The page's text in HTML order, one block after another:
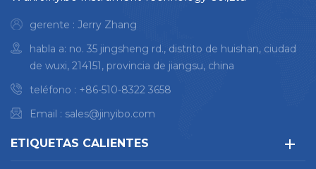
gerente : Jerry Zhang
habla a: no. 35 jingsheng rd., distrito de huishan, ciudad
de wuxi, 214151, provincia de jiangsu, china
teléfono : +86-510-8322 3658
Email : sales@jinyibo.com
ETIQUETAS CALIENTES